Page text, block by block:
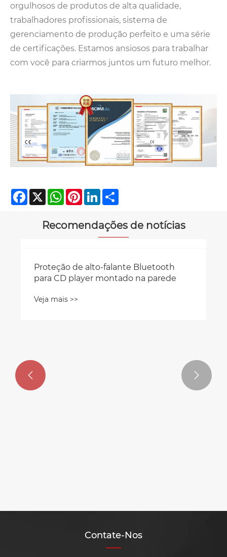
orgulhosos de produtos de alta qualidade,
trabalhadores profissionais, sistema de
gerenciamento de produção perfeito e uma série
de certificações. Estamos ansiosos para trabalhar
com você para criarmos juntos um futuro melhor.
Facebook
X WhatsAppPinterestLinkedIn
Recomendações de notícias
 
Contate-Nos